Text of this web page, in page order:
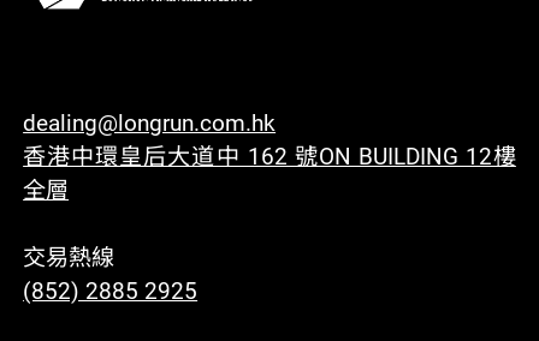
dealing@longrun.com.hk
香港中環皇后大道中 162 號ON BUILDING 12樓
全層
交易熱線
(852) 2885 2925